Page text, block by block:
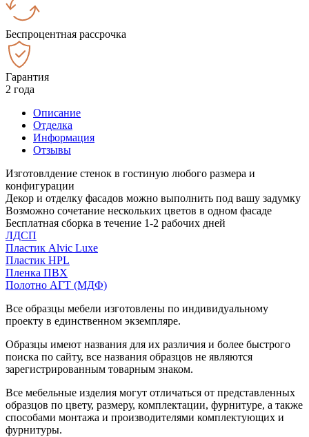
Беспроцентная рассрочка
Гарантия
2 года
Описание
Отделка
Информация
Отзывы
Изготовлдение стенок в гостиную любого размера и
конфигурации
Декор и отделку фасадов можно выполнить под вашу задумку
Возможно сочетание нескольких цветов в одном фасаде
Бесплатная сборка в течение 1-2 рабочих дней
ЛДСП
Пластик Alvic Luxe
Пластик HPL
Пленка ПВХ
Полотно АГТ (МДФ)
Все образцы мебели изготовлены по индивидуальному
проекту в единственном экземпляре.
Образцы имеют названия для их различия и более быстрого
поиска по сайту, все названия образцов не являются
зарегистрированным товарным знаком.
Все мебельные изделия могут отличаться от представленных
образцов по цвету, размеру, комплектации, фурнитуре, а также
способами монтажа и производителями комплектующих и
фурнитуры.